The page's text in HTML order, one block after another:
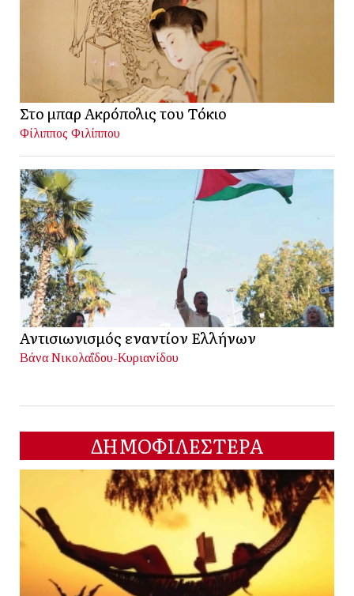
Στο μπαρ Ακρόπολις του Τόκιο
Φίλιππος Φιλίππου
Αντισιωνισμός εναντίον Ελλήνων
Βάνα Νικολαΐδου-Κυριανίδου
ΔΗΜΟΦΙΛΕΣΤΕΡΑ